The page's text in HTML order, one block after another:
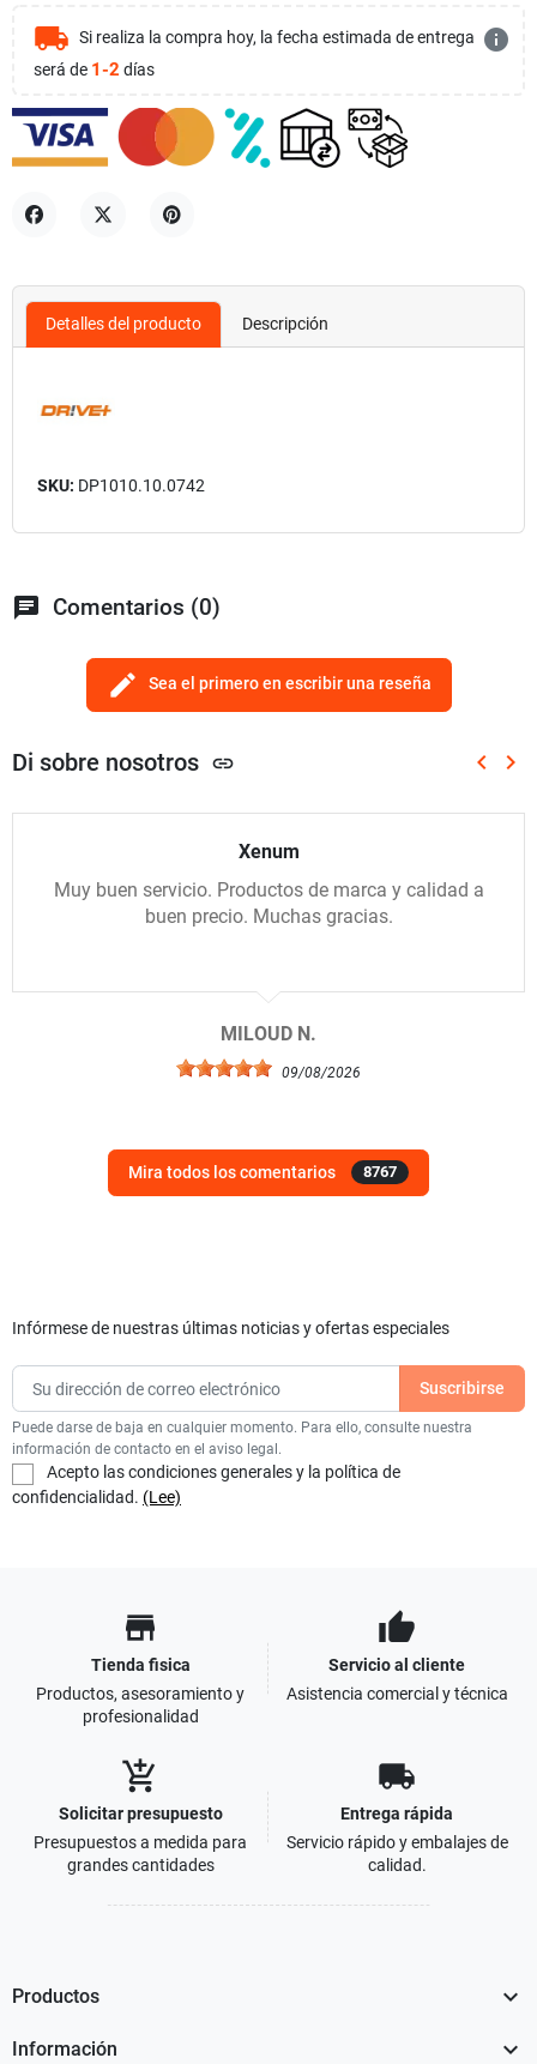
local_shipping Si realiza la compra hoy, la fecha estimada de entrega
será de 1-2 días
info
Detalles del producto Descripción
SKU: DP1010.10.0742
chat Comentarios (0)
edit Sea el primero en escribir una reseña
Di sobre nosotros link keyboard_arrow_left keyboard_arrow_right
Xenum
Muy buen servicio. Productos de marca y calidad a
buen precio. Muchas gracias.
MILOUD N.
09/08/2026
Mira todos los comentarios 8767
Infórmese de nuestras últimas noticias y ofertas especiales
Puede darse de baja en cualquier momento. Para ello, consulte nuestra
información de contacto en el aviso legal.
Acepto las condiciones generales y la política de
confidencialidad. (Lee)
store
Tienda fisica
Productos, asesoramiento y
profesionalidad
thumb_up
Servicio al cliente
Asistencia comercial y técnica
add_shopping_cart
Solicitar presupuesto
Presupuestos a medida para
grandes cantidades
local_shipping
Entrega rápida
Servicio rápido y embalajes de
calidad.
Productos 
Información 